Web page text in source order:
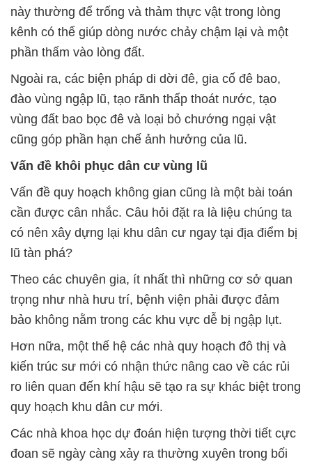
này thường để trống và thảm thực vật trong lòng
kênh có thể giúp dòng nước chảy chậm lại và một
phần thấm vào lòng đất.
Ngoài ra, các biện pháp di dời đê, gia cố đê bao,
đào vùng ngập lũ, tạo rãnh thấp thoát nước, tạo
vùng đất bao bọc đê và loại bỏ chướng ngại vật
cũng góp phần hạn chế ảnh hưởng của lũ.
Vấn đề khôi phục dân cư vùng lũ
Vấn đề quy hoạch không gian cũng là một bài toán
cần được cân nhắc. Câu hỏi đặt ra là liệu chúng ta
có nên xây dựng lại khu dân cư ngay tại địa điểm bị
lũ tàn phá?
Theo các chuyên gia, ít nhất thì những cơ sở quan
trọng như nhà hưu trí, bệnh viện phải được đảm
bảo không nằm trong các khu vực dễ bị ngập lụt.
Hơn nữa, một thế hệ các nhà quy hoạch đô thị và
kiến trúc sư mới có nhận thức nâng cao về các rủi
ro liên quan đến khí hậu sẽ tạo ra sự khác biệt trong
quy hoạch khu dân cư mới.
Các nhà khoa học dự đoán hiện tượng thời tiết cực
đoan sẽ ngày càng xảy ra thường xuyên trong bối